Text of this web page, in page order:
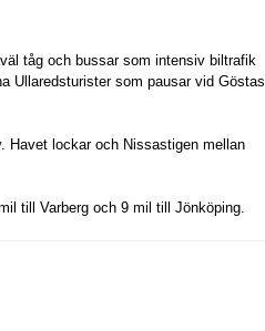
tåg och bussar som intensiv biltrafik
Ullaredsturister som pausar vid Göstas
Havet lockar och Nissastigen mellan
till Varberg och 9 mil till Jönköping.